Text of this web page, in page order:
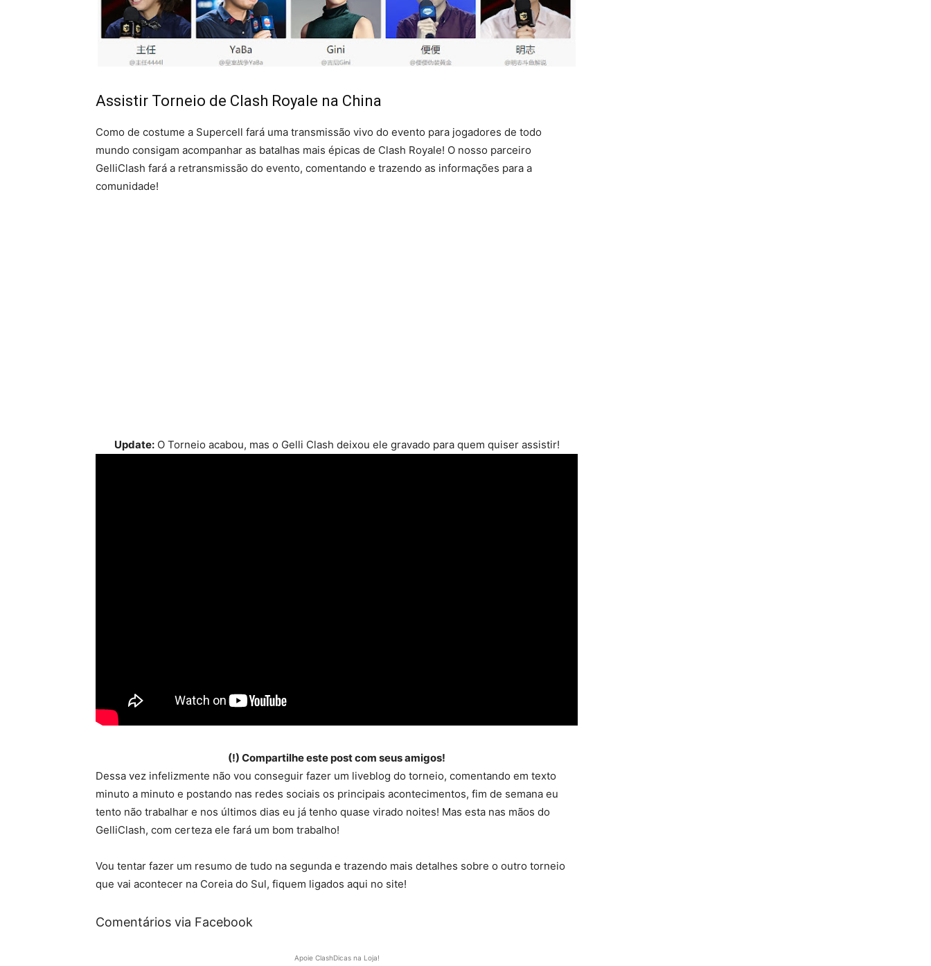
Assistir Torneio de Clash Royale na China
Como de costume a Supercell fará uma transmissão vivo do evento para jogadores de todo
mundo consigam acompanhar as batalhas mais épicas de Clash Royale! O nosso parceiro
GelliClash fará a retransmissão do evento, comentando e trazendo as informações para a
comunidade!
Update:O Torneio acabou, mas o Gelli Clash deixou ele gravado para quem quiser assistir!
(!) Compartilhe este post com seus amigos!
Dessa vez infelizmente não vou conseguir fazer um liveblog do torneio, comentando em texto
minuto a minuto e postando nas redes sociais os principais acontecimentos, fim de semana eu
tento não trabalhar e nos últimos dias eu já tenho quase virado noites! Mas esta nas mãos do
GelliClash, com certeza ele fará um bom trabalho!
Vou tentar fazer um resumo de tudo na segunda e trazendo mais detalhes sobre o outro torneio
que vai acontecer na Coreia do Sul, fiquem ligados aqui no site!
Comentários via Facebook
Apoie ClashDicas na Loja!